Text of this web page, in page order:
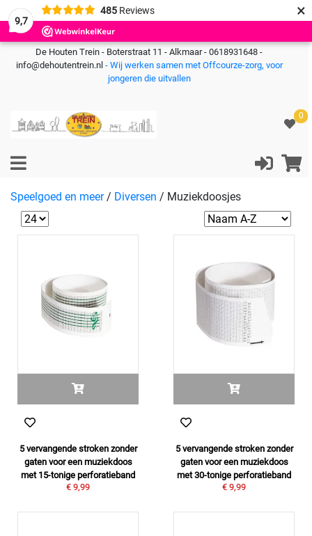
9,7
485 Reviews ×
De Houten Trein - Boterstraat 11 - Alkmaar - 0618931648 -
info@dehoutentrein.nl - Wij werken samen met Offcourze-zorg, voor
jongeren die uitvallen
0
Speelgoed en meer / Diversen / Muziekdoosjes
5 vervangende stroken zonder
gaten voor een muziekdoos
met 15-tonige perforatieband
€ 9,99
5 vervangende stroken zonder
gaten voor een muziekdoos
met 30-tonige perforatieband
€ 9,99